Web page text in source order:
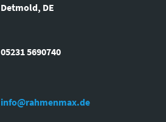
Detmold, DE
05231 5690740
info@rahmenmax.de